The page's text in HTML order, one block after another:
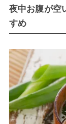
夜中お腹が空
すめ